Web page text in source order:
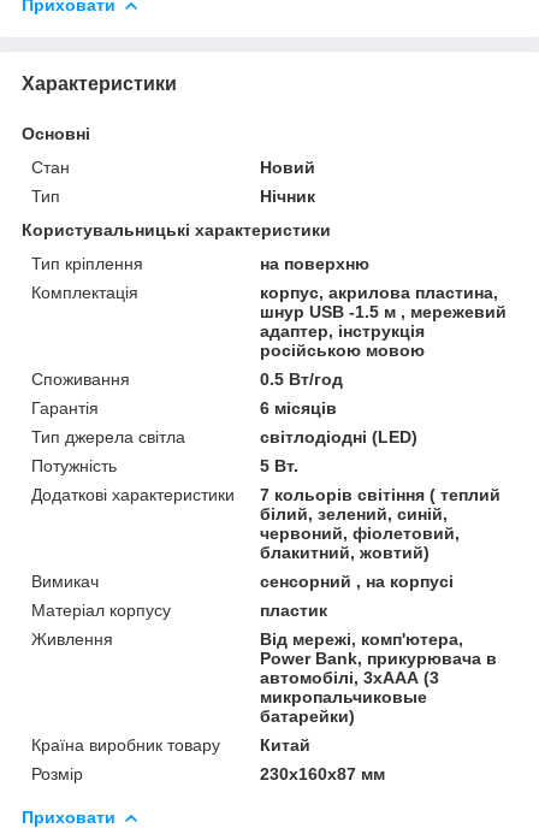
Приховати
Характеристики
Основні
Стан
Новий
Тип
Нічник
Користувальницькі характеристики
Тип кріплення
на поверхню
Комплектація
корпус, акрилова пластина,
шнур USB -1.5 м , мережевий
адаптер, інструкція
російською мовою
Споживання
0.5 Вт/год
Гарантія
6 місяців
Тип джерела світла
світлодіодні (LED)
Потужність
5 Вт.
Додаткові характеристики
7 кольорів світіння ( теплий
білий, зелений, синій,
червоний, фіолетовий,
блакитний, жовтий)
Вимикач
сенсорний , на корпусі
Матеріал корпусу
пластик
Живлення
Від мережі, комп'ютера,
Power Bank, прикурювача в
автомобілі, 3хААА (3
микропальчиковые
батарейки)
Країна виробник товару
Китай
Розмір
230х160х87 мм
Приховати